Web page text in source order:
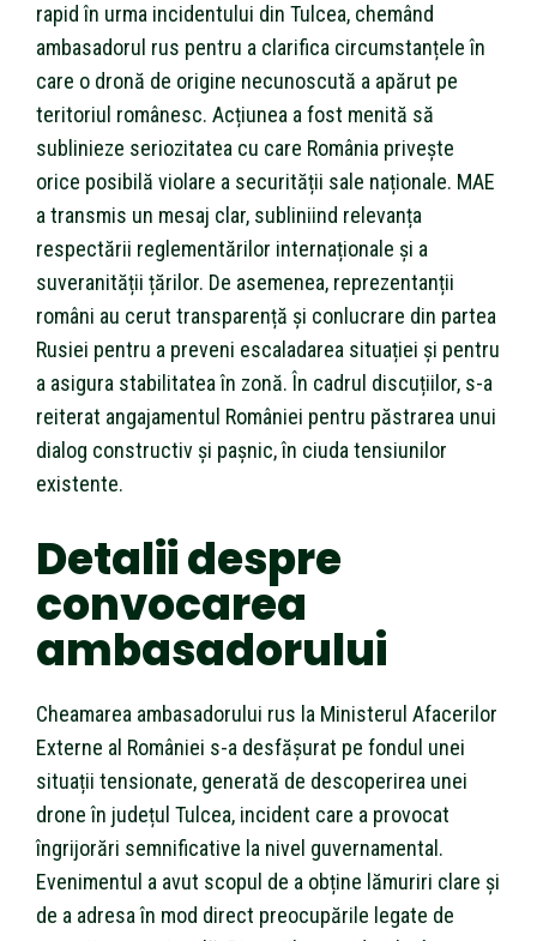
rapid în urma incidentului din Tulcea, chemând
ambasadorul rus pentru a clarifica circumstanțele în
care o dronă de origine necunoscută a apărut pe
teritoriul românesc. Acțiunea a fost menită să
sublinieze seriozitatea cu care România privește
orice posibilă violare a securității sale naționale. MAE
a transmis un mesaj clar, subliniind relevanța
respectării reglementărilor internaționale și a
suveranității țărilor. De asemenea, reprezentanții
români au cerut transparență și conlucrare din partea
Rusiei pentru a preveni escaladarea situației și pentru
a asigura stabilitatea în zonă. În cadrul discuțiilor, s-a
reiterat angajamentul României pentru păstrarea unui
dialog constructiv și pașnic, în ciuda tensiunilor
existente.
Detalii despre
convocarea
ambasadorului
Cheamarea ambasadorului rus la Ministerul Afacerilor
Externe al României s-a desfășurat pe fondul unei
situații tensionate, generată de descoperirea unei
drone în județul Tulcea, incident care a provocat
îngrijorări semnificative la nivel guvernamental.
Evenimentul a avut scopul de a obține lămuriri clare și
de a adresa în mod direct preocupările legate de